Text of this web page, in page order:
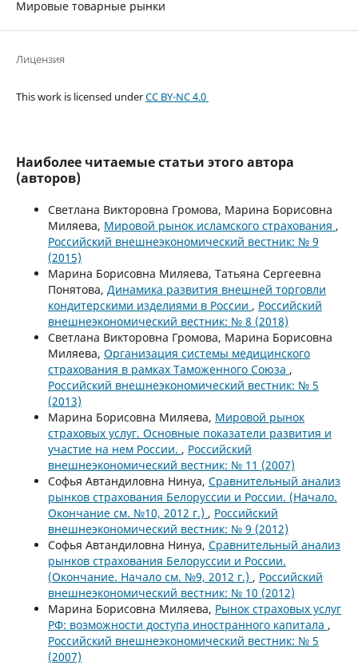
Мировые товарные рынки
Лицензия
This work is licensed underCC BY-NC 4.0
Наиболее читаемые статьи этого автора
(авторов)
Светлана Викторовна Громова, Марина Борисовна
Миляева, Мировой рынок исламского страхования ,
Российский внешнеэкономический вестник: № 9
(2015)
Марина Борисовна Миляева, Татьяна Сергеевна
Понятова, Динамика развития внешней торговли
кондитерскими изделиями в России , Российский
внешнеэкономический вестник: № 8 (2018)
Светлана Викторовна Громова, Марина Борисовна
Миляева, Организация системы медицинского
страхования в рамках Таможенного Союза ,
Российский внешнеэкономический вестник: № 5
(2013)
Марина Борисовна Миляева, Мировой рынок
страховых услуг. Основные показатели развития и
участие на нем России. , Российский
внешнеэкономический вестник: № 11 (2007)
Софья Автандиловна Нинуа, Сравнительный анализ
рынков страхования Белоруссии и России. (Начало.
Окончание см. №10, 2012 г.) , Российский
внешнеэкономический вестник: № 9 (2012)
Софья Автандиловна Нинуа, Сравнительный анализ
рынков страхования Белоруссии и России.
(Окончание. Начало см. №9, 2012 г.) , Российский
внешнеэкономический вестник: № 10 (2012)
Марина Борисовна Миляева, Рынок страховых услуг
РФ: возможности доступа иностранного капитала ,
Российский внешнеэкономический вестник: № 5
(2007)